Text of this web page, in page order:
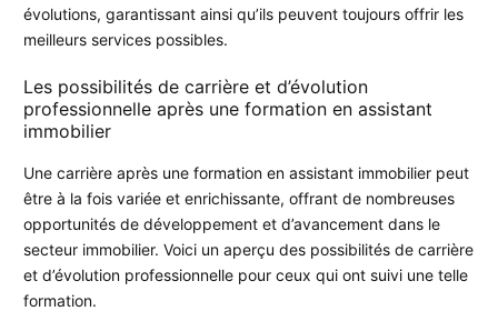
évolutions, garantissant ainsi qu’ils peuvent toujours offrir les
meilleurs services possibles.
Les possibilités de carrière et d’évolution
professionnelle après une formation en assistant
immobilier
Une carrière après une formation en assistant immobilier peut
être à la fois variée et enrichissante, offrant de nombreuses
opportunités de développement et d’avancement dans le
secteur immobilier. Voici un aperçu des possibilités de carrière
et d’évolution professionnelle pour ceux qui ont suivi une telle
formation.